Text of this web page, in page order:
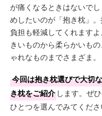
が痛くなるときはないで
めしたいのが「抱き枕」
負担も軽減してくれます
きいものから柔らかいも
ゃれなものまでさまざま。
今回は抱き枕選びで大切
き枕をご紹介 します。ぜ
ひとつを選んでみてくださ